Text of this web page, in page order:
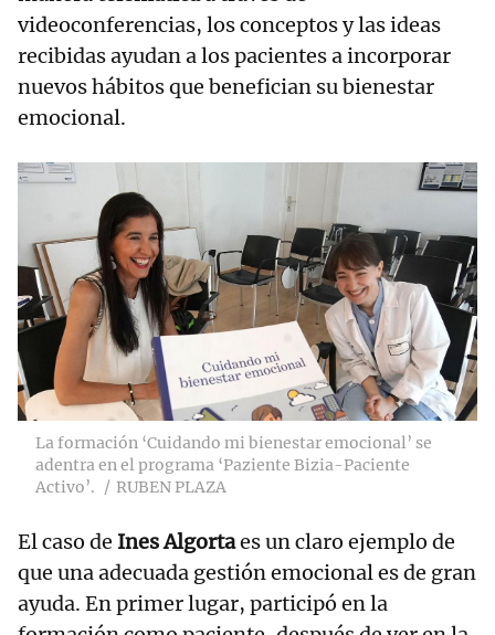
videoconferencias, los conceptos y las ideas
recibidas ayudan a los pacientes a incorporar
nuevos hábitos que benefician su bienestar
emocional.
La formación ‘Cuidando mi bienestar emocional’ se
adentra en el programa ‘Paziente Bizia-Paciente
Activo’.
RUBEN PLAZA
El caso de Ines Algortaes un claro ejemplo de
que una adecuada gestión emocional es de gran
ayuda. En primer lugar, participó en la